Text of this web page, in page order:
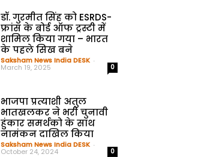
डॉ. गुरमीत सिंह को ESRDS-
फ्रांस के बोर्ड ऑफ ट्रस्टी में
शामिल किया गया – भारत
के पहले सिख बने
Saksham News India DESK -
March 19, 2025 0
भाजपा प्रत्याशी अतुल
भातखलकर ने भरी चुनावी
हुंकार समर्थको के साथ
नामंकन दाखिल किया
Saksham News India DESK -
October 24, 2024 0